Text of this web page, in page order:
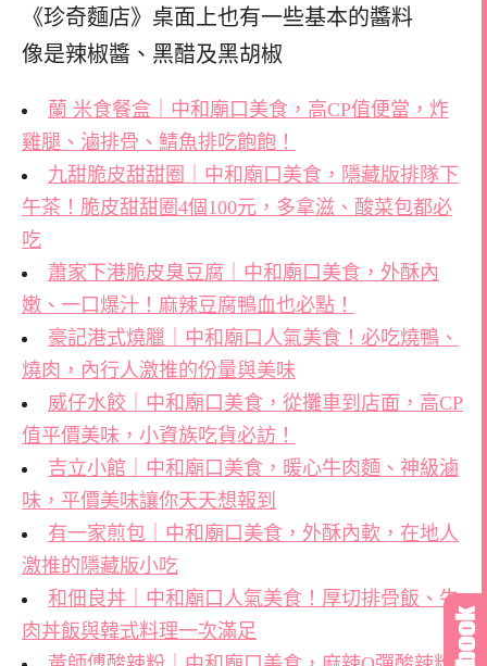
《珍奇麵店》桌面上也有一些基本的醬料
像是辣椒醬、黑醋及黑胡椒
蘭 米食餐盒｜中和廟口美食，高CP值便當，炸
雞腿、滷排骨、鯖魚排吃飽飽！
九甜脆皮甜甜圈｜中和廟口美食，隱藏版排隊下
午茶！脆皮甜甜圈4個100元，多拿滋、酸菜包都必
吃
蕭家下港脆皮臭豆腐｜中和廟口美食，外酥內
嫩、一口爆汁！麻辣豆腐鴨血也必點！
豪記港式燒臘｜中和廟口人氣美食！必吃燒鴨、
燒肉，內行人激推的份量與美味
威仔水餃｜中和廟口美食，從攤車到店面，高CP
值平價美味，小資族吃貨必訪！
吉立小館｜中和廟口美食，暖心牛肉麵、神級滷
味，平價美味讓你天天想報到
有一家煎包｜中和廟口美食，外酥內軟，在地人
激推的隱藏版小吃
和佃良丼｜中和廟口人氣美食！厚切排骨飯、牛
肉丼飯與韓式料理一次滿足